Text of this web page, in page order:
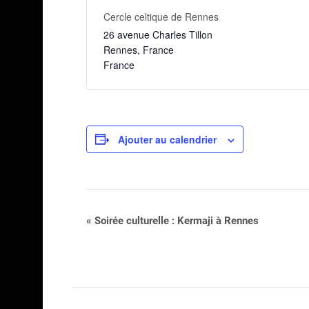
Cercle celtique de Rennes
26 avenue Charles Tillon
Rennes, France
France
Ajouter au calendrier
Navigation
« Soirée culturelle : Kermaji à Rennes